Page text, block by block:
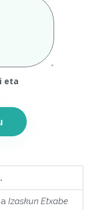
eta
Izaskun Etxabe